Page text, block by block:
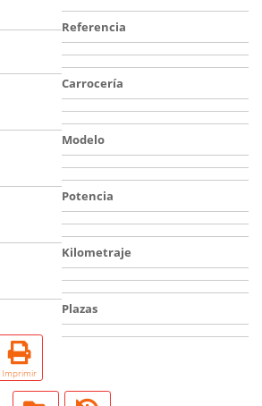
Referencia
Carrocería
Modelo
Potencia
Kilometraje
Plazas
Imprimir